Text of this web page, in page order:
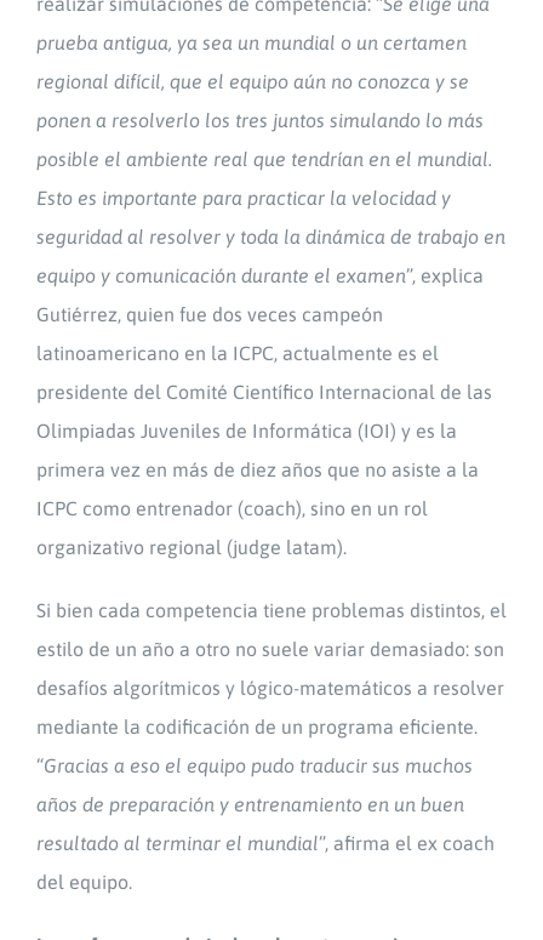
prueba antigua, ya sea un mundial o un certamen
regional difícil, que el equipo aún no conozca y se
ponen a resolverlo los tres juntos simulando lo más
posible el ambiente real que tendrían en el mundial.
Esto es importante para practicar la velocidad y
seguridad al resolver y toda la dinámica de trabajo en
equipo y comunicación durante el examen”, explica
Gutiérrez, quien fue dos veces campeón
latinoamericano en la ICPC, actualmente es el
presidente del Comité Científico Internacional de las
Olimpiadas Juveniles de Informática (IOI) y es la
primera vez en más de diez años que no asiste a la
ICPC como entrenador (coach), sino en un rol
organizativo regional (judge latam).
Si bien cada competencia tiene problemas distintos, el
estilo de un año a otro no suele variar demasiado: son
desafíos algorítmicos y lógico-matemáticos a resolver
mediante la codificación de un programa eficiente.
“Gracias a eso el equipo pudo traducir sus muchos
años de preparación y entrenamiento en un buen
resultado al terminar el mundial”, afirma el ex coach
del equipo.